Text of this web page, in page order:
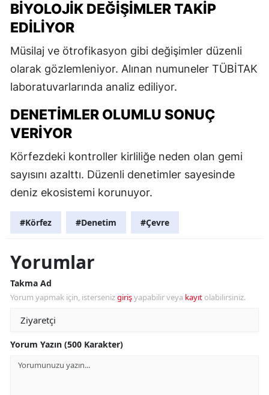
BIYOLOJIK DEĞIŞIMLER TAKIP
EDILIYOR
Müsilaj ve ötrofikasyon gibi değişimler düzenli
olarak gözlemleniyor. Alınan numuneler TÜBİTAK
laboratuvarlarında analiz ediliyor.
DENETIMLER OLUMLU SONUÇ
VERIYOR
Körfezdeki kontroller kirliliğe neden olan gemi
sayısını azalttı. Düzenli denetimler sayesinde
deniz ekosistemi korunuyor.
#Körfez #Denetim #Çevre
Yorumlar
Takma Ad
Yorum yapmak için, istersenizgirişyapabilir veya kayıt olabilirsiniz.
Yorum Yazın (500 Karakter)